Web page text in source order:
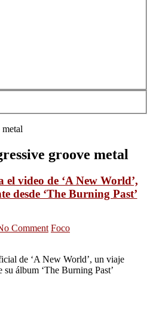
groove metal
video de ‘A New World’,
desde ‘The Burning Past’
Comment Foco
de ‘A New World’, un viaje
álbum ‘The Burning Past’